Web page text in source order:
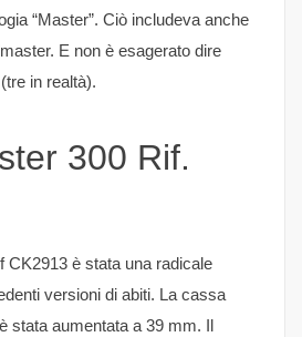
“Master”. Ciò includeva anche
E non è esagerato dire
in realtà).
300 Rif.
CK2913 è stata una radicale
versioni di abiti. La cassa
stata aumentata a 39 mm. Il